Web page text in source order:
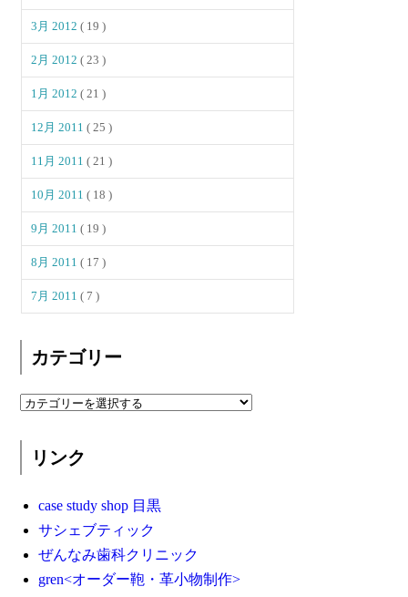
3月 2012( 19 )
2月 2012( 23 )
1月 2012( 21 )
12月 2011( 25 )
11月 2011( 21 )
10月 2011( 18 )
9月 2011( 19 )
8月 2011( 17 )
7月 2011( 7 )
カテゴリー
リンク
case study shop 目黒
サシェブティック
ぜんなみ歯科クリニック
gren<オーダー鞄・革小物制作>